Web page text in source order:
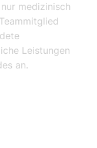
medizinisch
Leistungen
an.